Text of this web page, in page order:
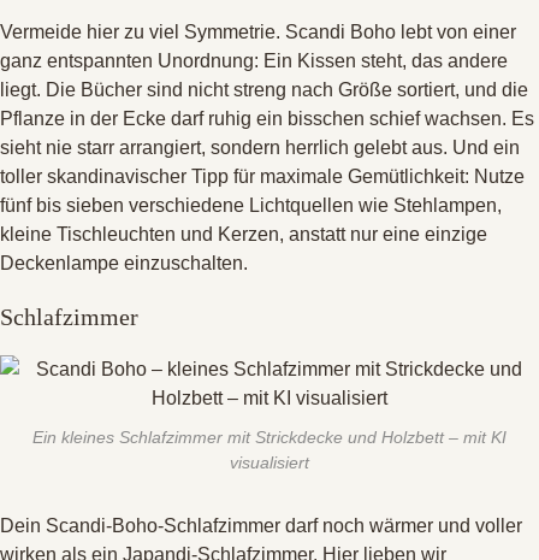
Vermeide hier zu viel Symmetrie. Scandi Boho lebt von einer
ganz entspannten Unordnung: Ein Kissen steht, das andere
liegt. Die Bücher sind nicht streng nach Größe sortiert, und die
Pflanze in der Ecke darf ruhig ein bisschen schief wachsen. Es
sieht nie starr arrangiert, sondern herrlich gelebt aus. Und ein
toller skandinavischer Tipp für maximale Gemütlichkeit: Nutze
fünf bis sieben verschiedene Lichtquellen wie Stehlampen,
kleine Tischleuchten und Kerzen, anstatt nur eine einzige
Deckenlampe einzuschalten.
Schlafzimmer
Ein kleines Schlafzimmer mit Strickdecke und Holzbett – mit KI
visualisiert
Dein Scandi-Boho-Schlafzimmer darf noch wärmer und voller
wirken als ein Japandi-Schlafzimmer. Hier lieben wir